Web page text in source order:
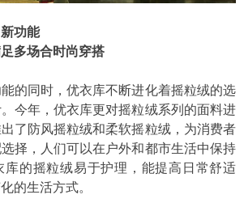
功能
多场合时尚穿搭
的同时，优衣库不断进化着摇粒绒的选
今年，优衣库更对摇粒绒系列的面料进
了防风摇粒绒和柔软摇粒绒，为消费者
择，人们可以在户外和都市生活中保持
库的摇粒绒易于护理，能提高日常舒适
的生活方式。